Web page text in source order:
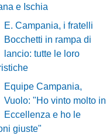
e Ischia
E. Campania, i fratelli
Bocchetti in rampa di
lancio: tutte le loro
Equipe Campania,
Vuolo: "Ho vinto molto in
Eccellenza e ho le
giuste"